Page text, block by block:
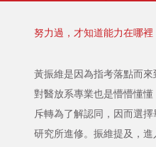
努力過，才知道能力在哪裡
黃振維是因為指考落點而
對醫放系專業也是懵懵懂
斥轉為了解認同，因而選
研究所進修。振維提及，